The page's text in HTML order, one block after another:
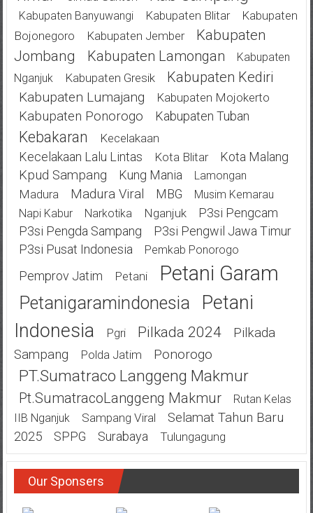
Kabupaten Banyuwangi Kabupaten Blitar
Kabupaten
Bojonegoro
Kabupaten Jember
Kabupaten
Jombang
Kabupaten Lamongan
Kabupaten
Nganjuk
Kabupaten Gresik Kabupaten Kediri
Kabupaten Lumajang Kabupaten Mojokerto
Kabupaten Ponorogo Kabupaten Tuban
Kebakaran Kecelakaan
Kecelakaan Lalu Lintas Kota Blitar Kota Malang
Kpud Sampang Kung Mania Lamongan
Madura Madura Viral MBG
Musim Kemarau
Napi Kabur
Narkotika Nganjuk
P3si Pengcam
P3si Pengda Sampang
P3si Pengwil Jawa Timur
P3si Pusat Indonesia
Pemkab Ponorogo
Pemprov Jatim Petani Petani Garam
Petanigaramindonesia
Petani
Indonesia
Pgri Pilkada 2024
Pilkada
Sampang
Polda Jatim Ponorogo
PT.Sumatraco Langgeng Makmur
Pt.SumatracoLanggeng Makmur
Rutan Kelas
IIB Nganjuk
Sampang Viral
Selamat Tahun Baru
2025
SPPG Surabaya Tulungagung
Our Sponsers